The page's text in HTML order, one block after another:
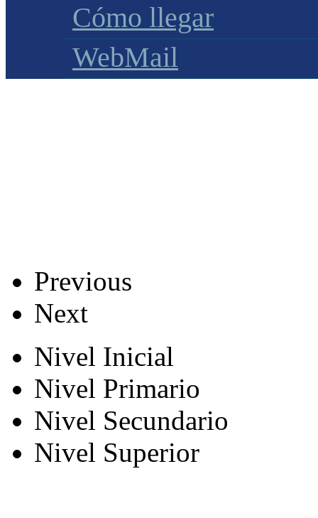
Cómo llegar
WebMail
Previous
Next
Nivel Inicial
Nivel Primario
Nivel Secundario
Nivel Superior